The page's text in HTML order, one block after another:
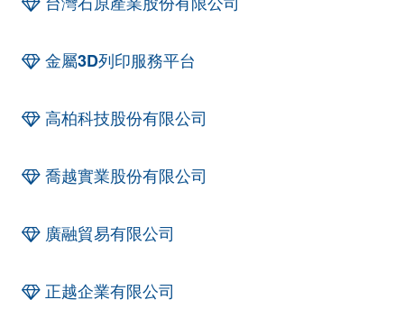
金屬3D列印服務平台
高柏科技股份有限公司
喬越實業股份有限公司
廣融貿易有限公司
正越企業有限公司